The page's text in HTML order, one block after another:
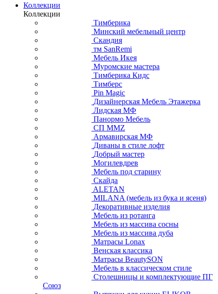
Коллекции
Коллекции
Тимберика
Минский мебельный центр
Скандия
тм SanRemi
Мебель Икея
Муромские мастера
Тимберика Кидс
Тимберс
Pin Magic
Дизайнерская Мебель Этажерка
Лидская МФ
Панормо Мебель
СП ММZ
Армавирская МФ
Диваны в стиле лофт
Добрый мастер
Могилевдрев
Мебель под старину
Скайда
ALETAN
MILANA (мебель из бука и ясеня)
Декоративные изделия
Мебель из ротанга
Мебель из массива сосны
Мебель из массива дуба
Матрасы Lonax
Венская классика
Матрасы BeautySON
Мебель в классическом стиле
Столешницы и комплектующие ПГ
Союз